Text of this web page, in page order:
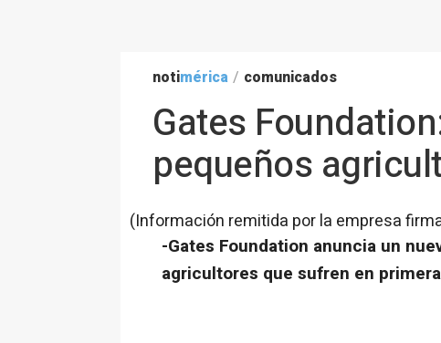
notimérica / comunicados
Gates
pequeños
(Información remitida por la empresa
-Gates Foundation anuncia un
agricultores que sufren en